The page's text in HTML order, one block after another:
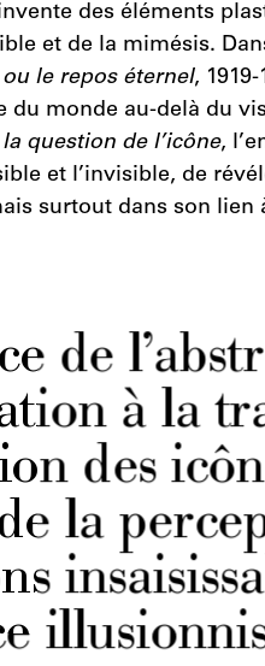
des éléments
et de la mimésis.
le repos éternel,
du monde au-­delà du
question de l’icône,
et l’invisible, de
surtout dans son lien
de
à la
des
la